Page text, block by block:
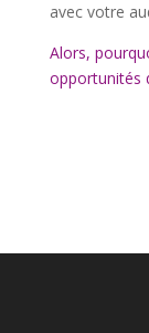
avec votre
Alors,
opportunités